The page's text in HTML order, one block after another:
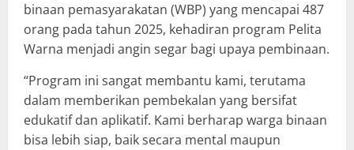
binaan pemasyarakatan (WBP) yang mencapai 487
orang pada tahun 2025, kehadiran program Pelita
Warna menjadi angin segar bagi upaya pembinaan.
“Program ini sangat membantu kami, terutama
dalam memberikan pembekalan yang bersifat
edukatif dan aplikatif. Kami berharap warga binaan
bisa lebih siap, baik secara mental maupun